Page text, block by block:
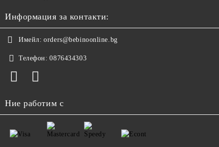
Информация за контакти:
Имейл: orders@bebinoonline.bg
Телефон: 0876434303
Ние работим с